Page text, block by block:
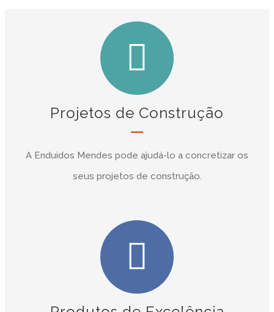
Projetos de Construção
A Enduidos Mendes pode ajudá-lo a concretizar os
seus projetos de construção.